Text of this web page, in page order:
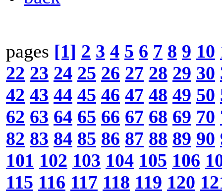
pages [1] 2 3 4 5 6 7 8 9 10
22 23 24 25 26 27 28 29 30
42 43 44 45 46 47 48 49 50
62 63 64 65 66 67 68 69 70
82 83 84 85 86 87 88 89 90
101 102 103 104 105 106
115 116 117 118 119 120